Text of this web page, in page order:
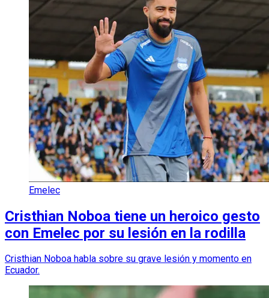
Emelec
Cristhian Noboa tiene un heroico gesto
con Emelec por su lesión en la rodilla
Cristhian Noboa habla sobre su grave lesión y momento en
Ecuador.